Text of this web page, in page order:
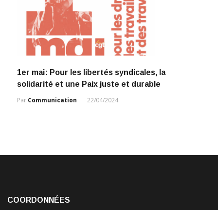
1er mai: Pour les libertés syndicales, la
solidarité et une Paix juste et durable
Par Communication 22/04/2024
COORDONNÉES